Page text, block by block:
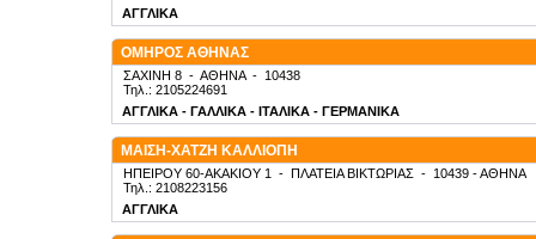
ΑΓΓΛΙΚΑ
ΟΜΗΡΟΣ ΑΘΗΝΑΣ
ΣΑΧΙΝΗ 8 - ΑΘΗΝΑ- 10438
Τηλ.: 2105224691
ΑΓΓΛΙΚΑ - ΓΑΛΛΙΚΑ - ΙΤΑΛΙΚΑ - ΓΕΡΜΑΝΙΚΑ
ΜΑΙΣΗ-ΧΑΤΖΗ ΚΑΛΛΙΟΠΗ
ΗΠΕΙΡΟΥ 60-ΑΚΑΚΙΟΥ 1 - ΠΛΑΤΕΙΑ ΒΙΚΤΩΡΙΑΣ - 10439 - ΑΘΗΝΑ
Τηλ.: 2108223156
ΑΓΓΛΙΚΑ